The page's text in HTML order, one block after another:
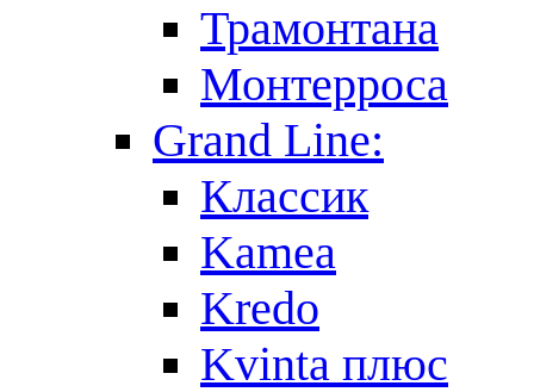
Трамонтана
Монтерроса
Grand Line:
Классик
Kamea
Kredo
Kvinta плюс